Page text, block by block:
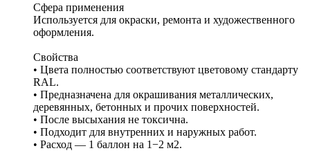
Сфера применения
Используется для окраски, ремонта и художественного
оформления.
Свойства
• Цвета полностью соответствуют цветовому стандарту
RAL.
• Предназначена для окрашивания металлических,
деревянных, бетонных и прочих поверхностей.
• После высыхания не токсична.
• Подходит для внутренних и наружных работ.
• Расход — 1 баллон на 1−2 м2.